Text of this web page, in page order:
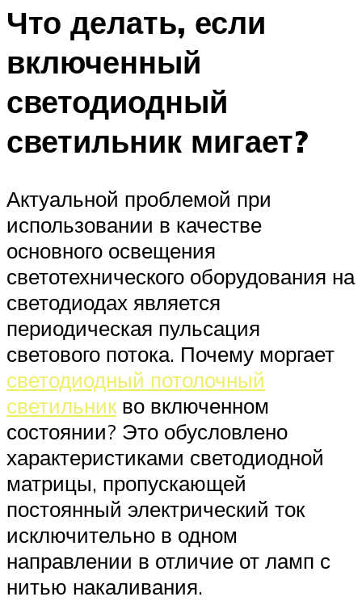
Что делать, если
включенный
светодиодный
светильник мигает?
Актуальной проблемой при
использовании в качестве
основного освещения
светотехнического оборудования на
светодиодах является
периодическая пульсация
светового потока. Почему моргает
светодиодный потолочный
светильникво включенном
состоянии? Это обусловлено
характеристиками светодиодной
матрицы, пропускающей
постоянный электрический ток
исключительно в одном
направлении в отличие от ламп с
нитью накаливания.